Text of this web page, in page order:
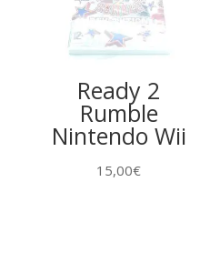
Ready 2
Rumble
Nintendo Wii
15,00€